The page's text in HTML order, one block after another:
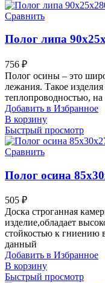
Сравнить
Полог липа
756 ₽
Полог осины – это
лежания. Такое
теплопроводностью, на
Добавить в Избранное
В корзину
Быстрый просмотр
Сравнить
Полог осина
505 ₽
Доска строганная
изделие,обладает
стойкостью к гниению
данный
Добавить в Избранное
В корзину
Быстрый просмотр